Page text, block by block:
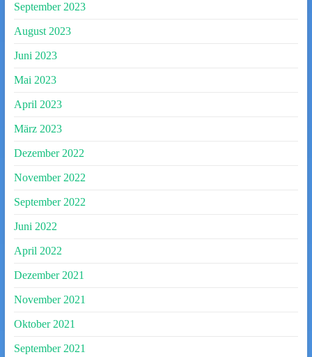
September 2023
August 2023
Juni 2023
Mai 2023
April 2023
März 2023
Dezember 2022
November 2022
September 2022
Juni 2022
April 2022
Dezember 2021
November 2021
Oktober 2021
September 2021